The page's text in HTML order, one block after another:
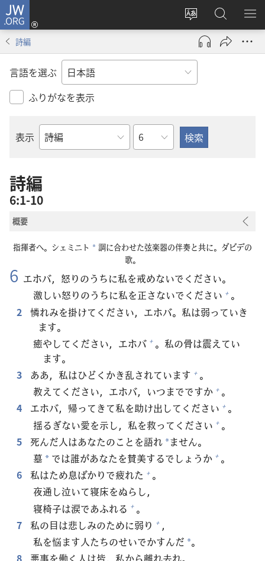
JW.ORG
サ
イ
ト
の
言
変
え
ロ
グ
ン
し
ブ
で
JW.ORG
の
検
メ
を
詩編
言語を選ぶ
ふりがなを表示
表示
聖
の
書
名
章
詩編
6:1-10
概要
指揮者へ。シェミニト * 調に合わせた弦楽器の伴奏と共に。ダビデの
歌。
6 エホバ， 怒りのうちに私を戒めないでください。
激しい怒りのうちに私を正さないでください + 。
2
憐れみを掛けてください，エホバ。 私は弱っていき
ます。
癒やしてください，エホバ + 。 私の骨は震えてい
ます。
3
ああ， 私はひどくかき乱されています + 。
教えてください，エホバ，いつまでですか + 。
4
エホバ， 帰ってきて私を助け出してください + 。
揺るぎない愛を示し， 私を救ってください + 。
5
死んだ人はあなたのことを語れ *ません。
墓 * では誰があなたを賛美するでしょうか + 。
6
私はため息ばかりで疲れた + 。
夜通し泣いて寝床をぬらし，
寝椅子は涙であふれる + 。
7
私の目は悲しみのために弱り + ，
私を悩ます人たちのせいでかすんだ *。
8
悪事を働く 人は皆， 私から離れ去れ。